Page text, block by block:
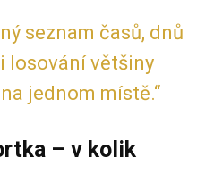
seznam časů, dnů
losování většiny
jednom místě.“
– v kolik